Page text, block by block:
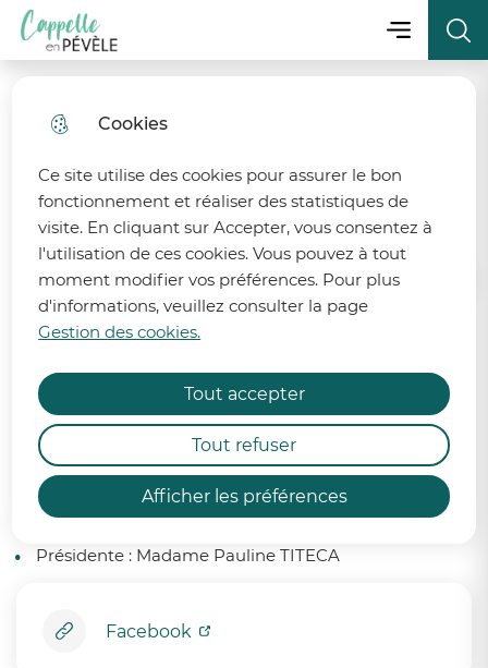
Cookies
Ce site utilise des cookies pour assurer le bon
fonctionnement et réaliser des statistiques de
visite. En cliquant sur Accepter, vous consentez à
l'utilisation de ces cookies. Vous pouvez à tout
moment modifier vos préférences. Pour plus
d'informations, veuillez consulter la page
Gestion des cookies.
Afficher les préférences
Tout accepter
Tout refuser
Aller
au
menu
principal
Consulter
le plan
du site
État de la ressource en eau
Afin de préserver la ressource en eau, 6 bassins
des départements du Nord et du Pas-de-Calais
sont désormais placés en alerte et 2 bassins
demeurent en vigilance renforcée.
En savoir plus
Ville de Cappelle-en-Pévèle
Menu
Amicale pour le Don de
Sang Bénévole
Accueil
permet à des millions de malades
ou de blessés d'être transfusés.
Membres du Bureau :
Présidente : Madame Pauline TITECA
Facebook